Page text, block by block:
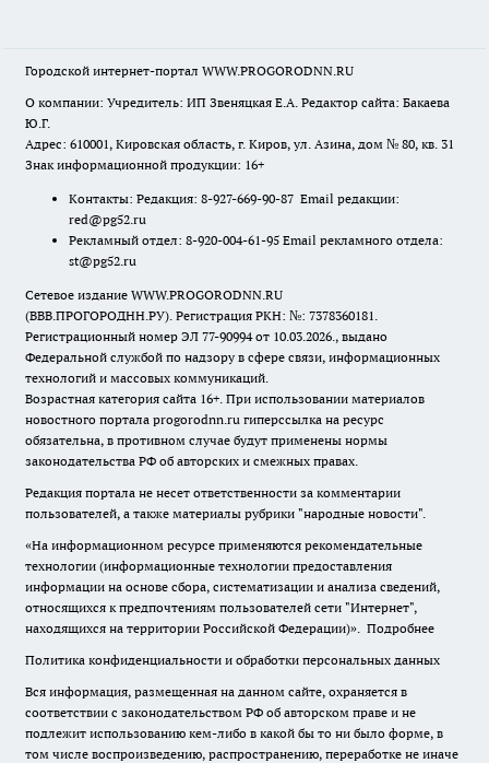
Городской интернет-портал WWW.PROGORODNN.RU
О компании: Учредитель: ИП Звеняцкая Е.А. Редактор сайта: Бакаева
Ю.Г.
Адрес: 610001, Кировская область, г. Киров, ул. Азина, дом № 80, кв. 31
Знак информационной продукции: 16+
Контакты: Редакция: 8-927-669-90-87 Email редакции:
red@pg52.ru
Рекламный отдел: 8-920-004-61-95 Email рекламного отдела:
st@pg52.ru
Сетевое издание WWW.PROGORODNN.RU
(ВВВ.ПРОГОРОДНН.РУ). Регистрация РКН: №: 7378360181.
Регистрационный номер ЭЛ 77-90994 от 10.03.2026., выдано
Федеральной службой по надзору в сфере связи, информационных
технологий и массовых коммуникаций.
Возрастная категория сайта 16+. При использовании материалов
новостного портала progorodnn.ru гиперссылка на ресурс
обязательна, в противном случае будут применены нормы
законодательства РФ об авторских и смежных правах.
Редакция портала не несет ответственности за комментарии
пользователей, а также материалы рубрики "народные новости".
«На информационном ресурсе применяются рекомендательные
технологии (информационные технологии предоставления
информации на основе сбора, систематизации и анализа сведений,
относящихся к предпочтениям пользователей сети "Интернет",
находящихся на территории Российской Федерации)». Подробнее
Политика конфиденциальности и обработки персональных данных
Вся информация, размещенная на данном сайте, охраняется в
соответствии с законодательством РФ об авторском праве и не
подлежит использованию кем-либо в какой бы то ни было форме, в
том числе воспроизведению, распространению, переработке не иначе